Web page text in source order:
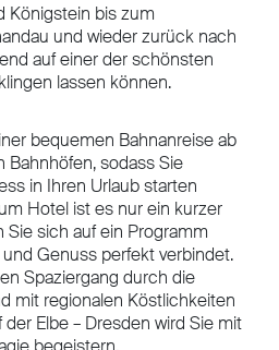
Königstein bis zum
und wieder zurück nach
auf einer der schönsten
lassen können.
bequemen Bahnanreise ab
sodass Sie
in Ihren Urlaub starten
Hotel ist es nur ein kurzer
sich auf ein Programm
Genuss perfekt verbindet.
Spaziergang durch die
mit regionalen Köstlichkeiten
Elbe – Dresden wird Sie mit